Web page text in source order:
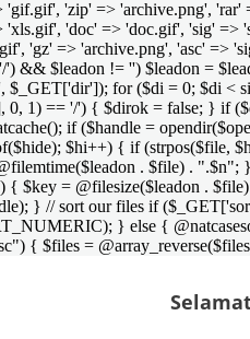
'zip' => 'archive.png',
'doc' => 'doc.gif', 'sig'
'gz' => 'archive.png', 'asc' =>
&& $leadon != '') $leadon =
for ($di = 0; $di <
1) == '/') { $dirok = false; } if
if ($handle =
$hi++) { if
. $file) .
$key = @filesize($leadon .
} // sort our files if
} else {
{ $files =